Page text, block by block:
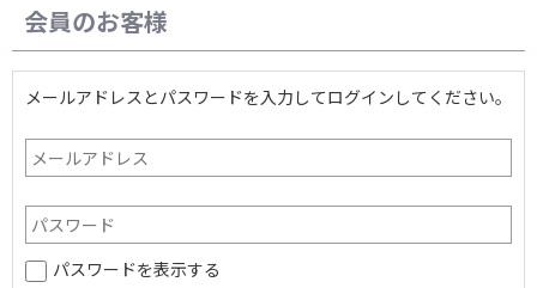
会員のお客様
メールアドレスとパスワードを入力してログインしてください。
パスワードを表示する